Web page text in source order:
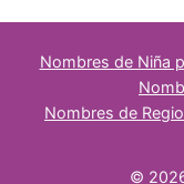
Nombres de Niña
Nombres de
©